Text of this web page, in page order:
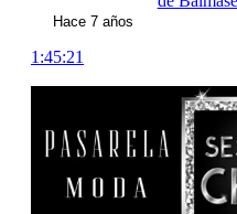
Hace 7 años
1:45:21